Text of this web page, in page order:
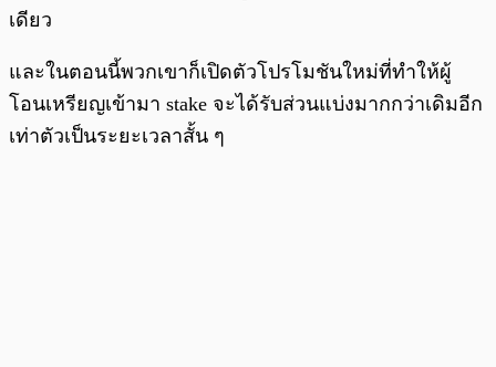
เดียว
และในตอนนี้พวกเขาก็เปิดตัวโปรโมชันใหม่ที่ทำให้ผู้
โอนเหรียญเข้ามา stake จะได้รับส่วนแบ่งมากกว่าเดิมอีก
เท่าตัวเป็นระยะเวลาสั้น ๆ